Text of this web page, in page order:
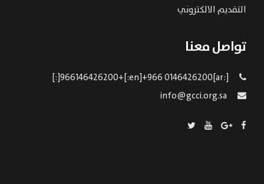
التقديم الالكتروني
تواصل معنا
[:ar]966146426200+[:en]+966 0146426200[:]